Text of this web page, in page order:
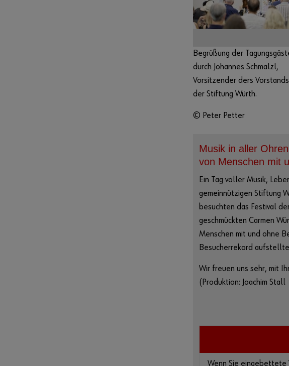
Begrüßung der
durch Johannes Schmalzl,
Vorsitzender ders Vorstands
der Stiftung Würth.
© Peter Petter
Musik in aller
von Menschen mit
Ein Tag voller Musik,
gemeinnützigen Stiftung
besuchten das Festival
geschmückten Carmen
Menschen mit und ohne
Besucherrekord
Wir freuen uns sehr, mit
(Produktion: Joachim
Wenn Sie eingebettete